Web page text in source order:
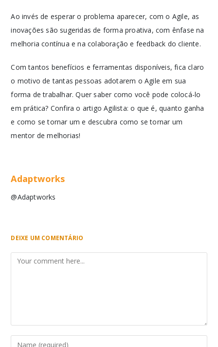
Ao invés de esperar o problema aparecer, com o Agile, as
inovações são sugeridas de forma proativa, com ênfase na
melhoria contínua e na colaboração e feedback do cliente.
Com tantos benefícios e ferramentas disponíveis, fica claro
o motivo de tantas pessoas adotarem o Agile em sua
forma de trabalhar. Quer saber como você pode colocá-lo
em prática? Confira o artigo Agilista: o que é, quanto ganha
e como se tornar um e descubra como se tornar um
mentor de melhorias!
Adaptworks
@Adaptworks
DEIXE UM COMENTÁRIO